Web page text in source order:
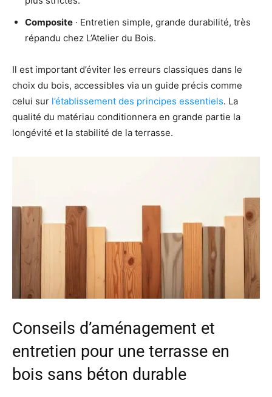
Composite · Entretien simple, grande durabilité, très
répandu chez L’Atelier du Bois.
Il est important d’éviter les erreurs classiques dans le
choix du bois, accessibles via un guide précis comme
celui sur l’établissement des principes essentiels. La
qualité du matériau conditionnera en grande partie la
longévité et la stabilité de la terrasse.
Conseils d’aménagement et
entretien pour une terrasse en
bois sans béton durable